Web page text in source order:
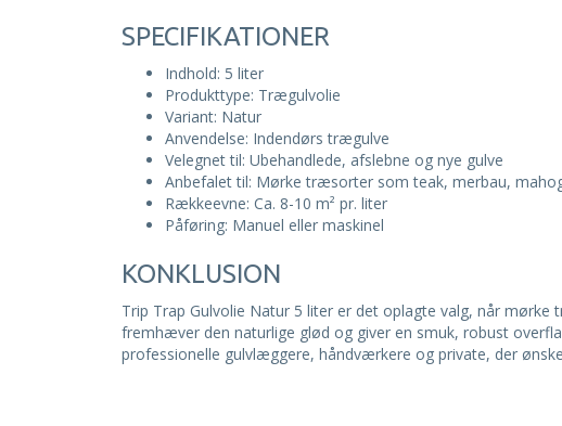
SPECIFIKATIONER
Indhold: 5 liter
Produkttype: Trægulvolie
Variant: Natur
Anvendelse: Indendørs trægulve
Velegnet til: Ubehandlede, afslebne og nye gulve
Anbefalet til: Mørke træsorter som teak, merbau,
Rækkeevne: Ca. 8-10 m² pr. liter
Påføring: Manuel eller maskinel
KONKLUSION
Trip Trap Gulvolie Natur 5 liter er det oplagte valg, når
fremhæver den naturlige glød og giver en smuk, robust
professionelle gulvlæggere, håndværkere og private, der